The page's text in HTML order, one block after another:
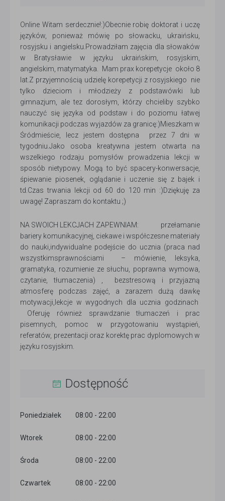
Online Witam serdecznie!:)Obecnie robię doktorat i uczę
języków, ponieważ mówię po słowacku, ukraińsku,
rosyjsku i angielsku.Prowadziłаm zajęcia dla słowaków
w Bratysławie w języku ukraińskim, rosyjskim,
angielskim, matymatyka. Mam prax korepetycje około 8
lat.Z przyjemnością udzielę korepetycji z rosyjskiego nie
tylko dzieciom i młodzieży z podstawówki lub
gimnazjum, ale tez dorosłym, którzy chcieliby szybko
nauczyć się języka od podstaw i do poziomu łatwej
komunikacji podczas wyjazdów za granicę:)Mieszkam w
Śródmieście, lecz jestem dostępna przez 7 dni w
tygodniu.Jako osoba kreatywna jestem otwarta na
wszelkiego rodzaju pomysłów prowadzenia lekcji w
sposób nietypowy. Mogą to być spacery-konwersacje,
śpiewanie piosenek, oglądanie i uczenie się z bajek i
td.Czas trwania lekcji od 60 do 120 min :)Dziękuję za
uwagę! Zapraszam do kontaktu ;)
NA SWOICH LEKCJACH ZAPEWNIAM: przełamanie
bariery komunikacyjnej, ciekawe i współczesne materiały
do nauki,indywidualne podejście do ucznia (praca nad
wszystkimsprawnościami – mówienie, leksyka,
gramatyka, rozumienie ze słuchu, poprawna wymowa,
czytanie, tłumaczenia) , bezstresową i przyjazną
atmosferę podczas zajęć, a zarazem dużą dawkę
motywacji,lekcje w wygodnych dla ucznia godzinach
Oferuję również sprawdzanie tłumaczeń i prac
pisemnych, pomoc w przygotowaniu wystąpień,
referatów, prezentacji oraz korektę prac dyplomowych w
języku rosyjskim.
Dostępność
Poniedziałek 08:00 - 22:00
Wtorek 08:00 - 22:00
Środa 08:00 - 22:00
Czwartek 08:00 - 22:00